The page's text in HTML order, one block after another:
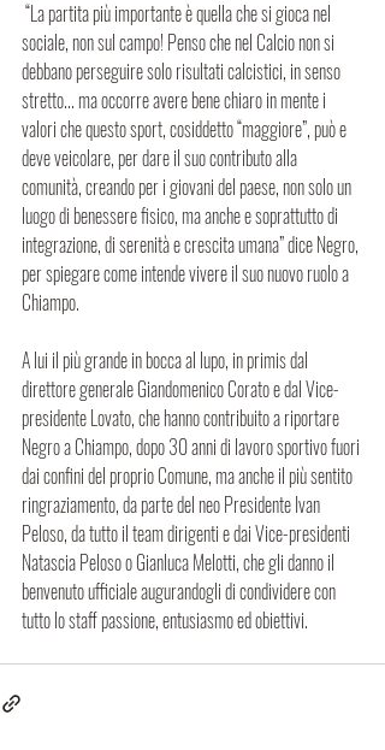
sociale, non sul campo! Penso che nel Calcio non si
debbano perseguire solo risultati calcistici, in senso
stretto... ma occorre avere bene chiaro in mente i
valori che questo sport, cosiddetto “maggiore”, può e
deve veicolare, per dare il suo contributo alla
comunità, creando per i giovani del paese, non solo un
luogo di benessere fisico, ma anche e soprattutto di
integrazione, di serenità e crescita umana” dice Negro,
per spiegare come intende vivere il suo nuovo ruolo a
Chiampo.
A lui il più grande in bocca al lupo, in primis dal
direttore generale Giandomenico Corato e dal Vice-
presidente Lovato, che hanno contribuito a riportare
Negro a Chiampo, dopo 30 anni di lavoro sportivo fuori
dai confini del proprio Comune, ma anche il più sentito
ringraziamento, da parte del neo Presidente Ivan
Peloso, da tutto il team dirigenti e dai Vice-presidenti
Natascia Peloso o Gianluca Melotti, che gli danno il
benvenuto ufficiale augurandogli di condividere con
tutto lo staff passione, entusiasmo ed obiettivi.